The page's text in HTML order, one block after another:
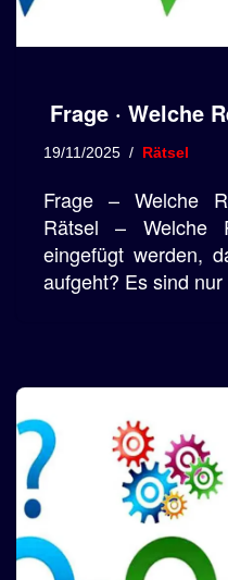
Frage · Welche
19/11/2025 Rätsel
Frage – Welche
Rätsel – Welche
eingefügt werden,
aufgeht? Es sind